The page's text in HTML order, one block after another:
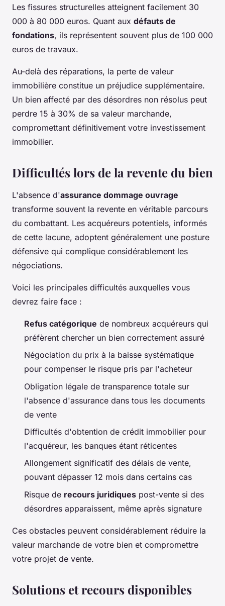
Les fissures structurelles atteignent facilement 30
000 à 80 000 euros. Quant aux défauts de
fondations, ils représentent souvent plus de 100 000
euros de travaux.
Au-delà des réparations, la perte de valeur
immobilière constitue un préjudice supplémentaire.
Un bien affecté par des désordres non résolus peut
perdre 15 à 30% de sa valeur marchande,
compromettant définitivement votre investissement
immobilier.
Difficultés lors de la revente du bien
L'absence d'assurance dommage ouvrage
transforme souvent la revente en véritable parcours
du combattant. Les acquéreurs potentiels, informés
de cette lacune, adoptent généralement une posture
défensive qui complique considérablement les
négociations.
Voici les principales difficultés auxquelles vous
devrez faire face :
Refus catégorique de nombreux acquéreurs qui
préfèrent chercher un bien correctement assuré
Négociation du prix à la baisse systématique
pour compenser le risque pris par l'acheteur
Obligation légale de transparence totale sur
l'absence d'assurance dans tous les documents
de vente
Difficultés d'obtention de crédit immobilier pour
l'acquéreur, les banques étant réticentes
Allongement significatif des délais de vente,
pouvant dépasser 12 mois dans certains cas
Risque de recours juridiques post-vente si des
désordres apparaissent, même après signature
Ces obstacles peuvent considérablement réduire la
valeur marchande de votre bien et compromettre
votre projet de vente.
Solutions et recours disponibles